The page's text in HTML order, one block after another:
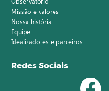
Missão e valores
Nossa história
Equipe
Idealizadores e parceiros
Redes Sociais